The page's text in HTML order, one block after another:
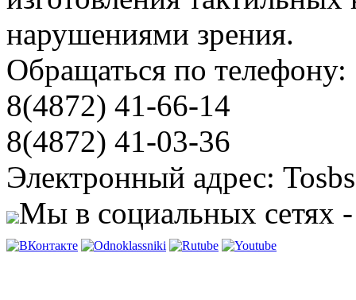
нарушениями зрения.
Обращаться по телефону:
8(4872) 41-66-14
8(4872) 41-03-36
Электронный адрес:
Мы в социальных сетях